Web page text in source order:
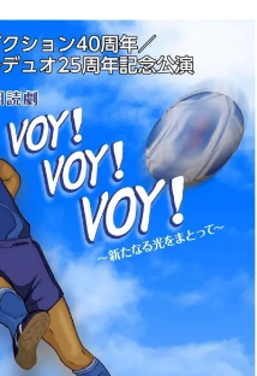
アニメ映画一覧
実写化映画一覧
男性声優/女性声優一覧